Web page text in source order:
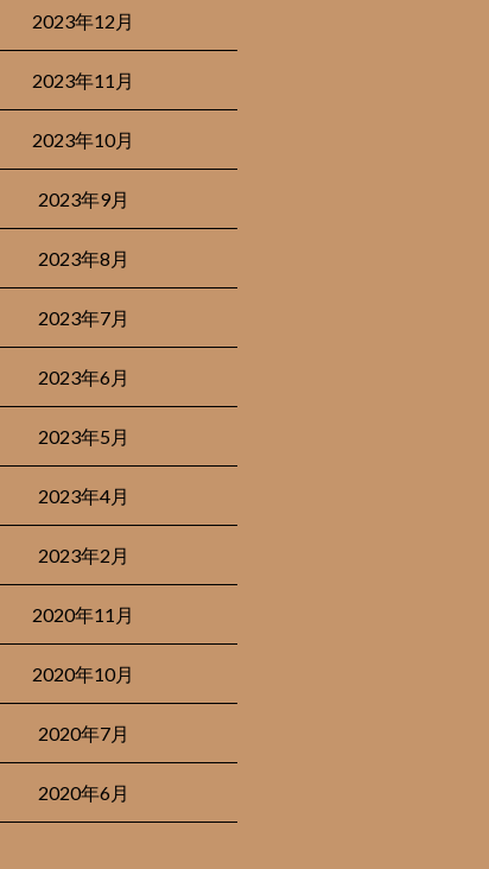
2023年12月
2023年11月
2023年10月
2023年9月
2023年8月
2023年7月
2023年6月
2023年5月
2023年4月
2023年2月
2020年11月
2020年10月
2020年7月
2020年6月